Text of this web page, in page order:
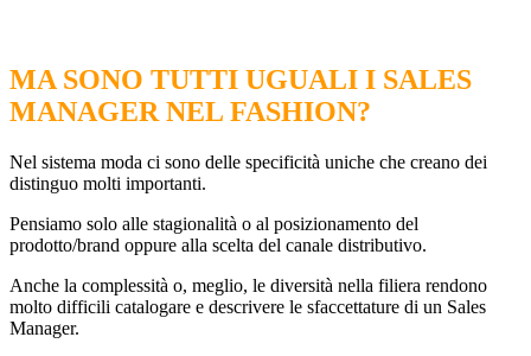
MA SONO TUTTI UGUALI I SALES
MANAGER NEL FASHION?
Nel sistema moda ci sono delle specificità uniche che creano dei
distinguo molti importanti.
Pensiamo solo alle stagionalità o al posizionamento del
prodotto/brand oppure alla scelta del canale distributivo.
Anche la complessità o, meglio, le diversità nella filiera rendono
molto difficili catalogare e descrivere le sfaccettature di un Sales
Manager.